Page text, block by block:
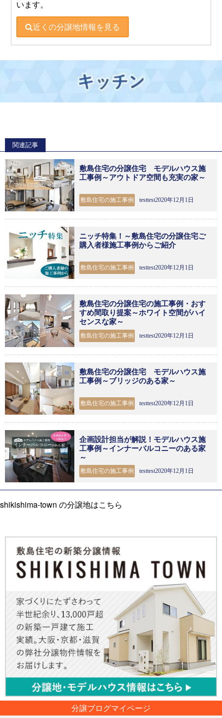
います。
近くの分譲地情報を見る
関連記事
敷島住宅の分譲住宅 モデルハウス施
工事例～アウトドア空間も充実の家～
敷島住宅の施工事例 testtest2020年12月1日
ニッチ特集！～敷島住宅の分譲住宅ご
購入者様施工事例からご紹介
敷島住宅の施工事例 testtest2020年12月1日
敷島住宅の分譲住宅の施工事例・おす
すめ間取り提案～ホワイト空間がハイ
センスな家～
敷島住宅の施工事例 testtest2020年12月1日
敷島住宅の分譲住宅 モデルハウス施
工事例～ブリッジのある家～
敷島住宅の施工事例 testtest2020年12月1日
企画設計担当が解説！モデルハウス施
工事例～インナーバルコニーのある家
～
敷島住宅の施工事例 testtest2020年12月1日
shikishima-town の分譲地はこちら
分譲ブログマイページ